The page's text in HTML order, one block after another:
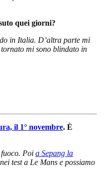
quei giorni?
in Italia. D’altra parte mi
mi sono blindato in
il 1° novembre. È
Poi a Sepang la
test a Le Mans e possiamo